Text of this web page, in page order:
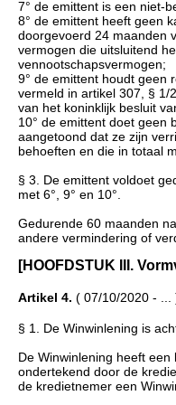
7° de emittent is een niet-
8° de emittent heeft geen
doorgevoerd 24 maanden
vermogen die uitsluitend
vennootschapsvermogen;
9° de emittent houdt geen
vermeld in artikel 307, § 1/
van het koninklijk besluit
10° de emittent doet geen
aangetoond dat ze zijn
behoeften en die in totaal
§ 3. De emittent voldoet
met 6°, 9° en 10°.
Gedurende 60 maanden
andere vermindering of
[HOOFDSTUK III.
Artikel 4. ( 07/10/2020 - ...
§ 1. De Winwinlening is
De Winwinlening heeft
ondertekend door de
de kredietnemer een